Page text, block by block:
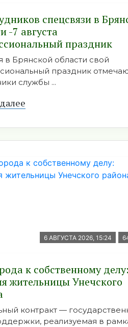
спецсвязи в
-7 августа
праздник
в Брянской области свой
праздник
службы ...
6 АВГУСТА 2026, 15:24
к собственному делу:
жительницы Унечского
контракт —
реализуемая в